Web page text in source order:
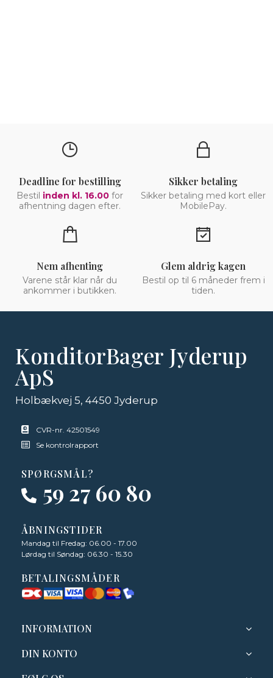
Deadline for bestilling
Bestil inden kl. 16.00 for
afhentning dagen efter.
Sikker betaling
Sikker betaling med kort eller
MobilePay.
Nem afhenting
Varene står klar når du
ankommer i butikken.
Glem aldrig kagen
Bestil op til 6 måneder frem i
tiden.
KonditorBager Jyderup
ApS
Holbækvej 5, 4450 Jyderup
CVR-nr. 42501549
Se kontrolrapport
SPØRGSMÅL?
59 27 60 80
ÅBNINGSTIDER
Mandag til Fredag: 06.00 - 17.00
Lørdag til Søndag: 06.30 - 15.30
BETALINGSMÅDER
INFORMATION
DIN KONTO